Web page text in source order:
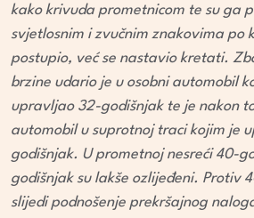
kako krivuda prometnicom te su ga
svjetlosnim i zvučnim znakovima po
postupio, već se nastavio kretati.
brzine udario je u osobni automobil
upravljao 32-godišnjak te je nakon
automobil u suprotnoj traci kojim je
godišnjak. U prometnoj nesreći 40-
godišnjak su lakše ozlijeđeni. Protiv
slijedi podnošenje prekršajnog